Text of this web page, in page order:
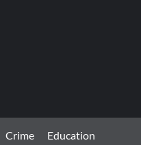
Crime
Education